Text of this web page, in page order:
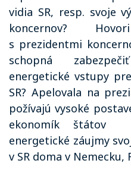
vidia SR, resp. svoje
koncernov?
s prezidentmi
schopná
energetické vstupy
SR? Apelovala na
požívajú vysoké
ekonomík štátov
energetické záujmy
v SR doma v Nemecku,